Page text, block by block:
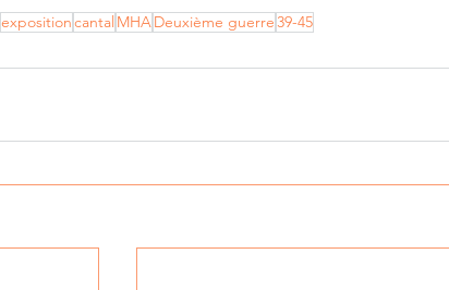
expositioncantal MHADeuxième guerre39-45